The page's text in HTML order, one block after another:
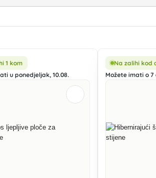
1 kom
u ponedjeljak, 10.08.
Na zalihi kod
Možete imati o 7